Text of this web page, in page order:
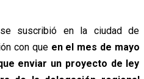
suscribió en la ciudad de
con que en el mes de mayo
enviar un proyecto de ley